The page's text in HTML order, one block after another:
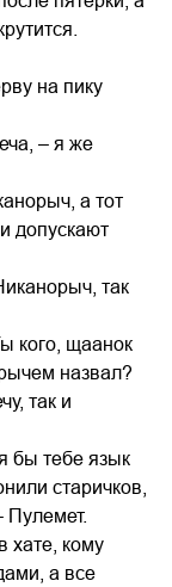
на пику
– я же
а тот
допускают
так
кого, щаанок
назвал?
так и
бы тебе язык
старичков,
Пулемет.
хате, кому
а все